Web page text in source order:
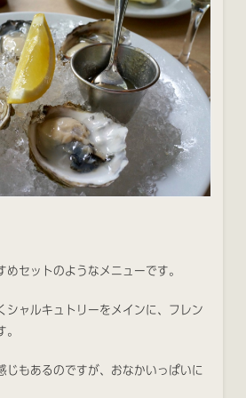
セットのようなメニューです。
シャルキュトリーをメインに、フレン
じもあるのですが、おなかいっぱいに